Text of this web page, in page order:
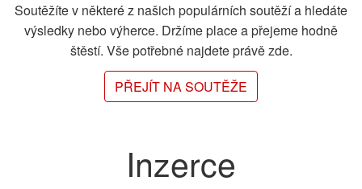
Soutěžíte v některé z našich populárních soutěží a hledáte
výsledky nebo výherce. Držíme place a přejeme hodně
štěstí. Vše potřebné najdete právě zde.
PŘEJÍT NA SOUTĚŽE
Inzerce